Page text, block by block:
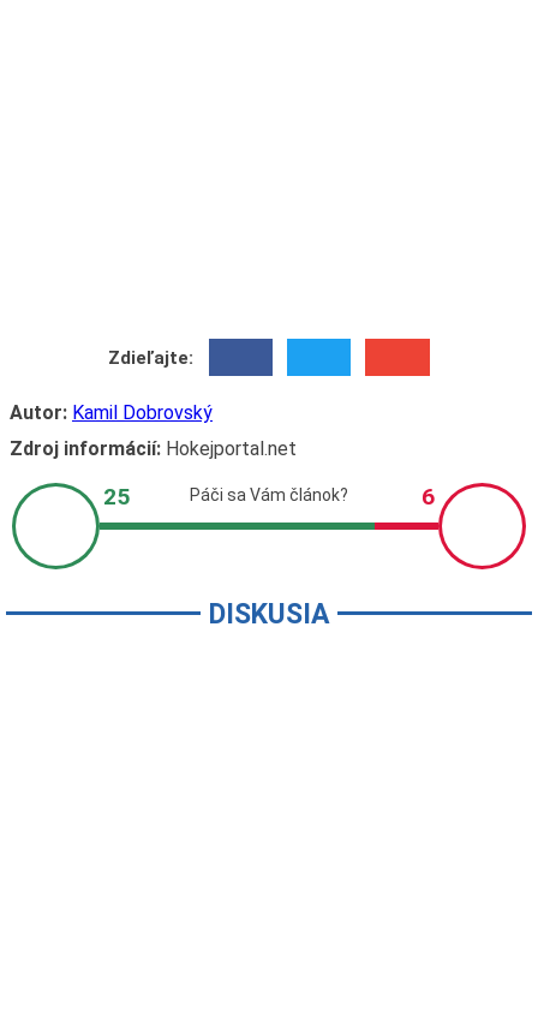
Zdieľajte:
Autor: Kamil Dobrovský
Zdroj informácií:Hokejportal.net
DISKUSIA